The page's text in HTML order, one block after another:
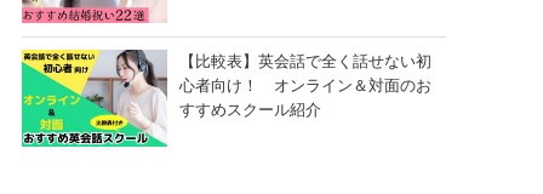
【比較表】英会話で全く話せない初
心者向け！ オンライン＆対面のお
すすめスクール紹介